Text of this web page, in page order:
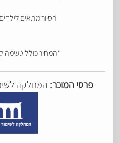
הסיור מתאים לילדים בני 6
*המחיר כולל טעימה
פרטי המוכר: המחלקה